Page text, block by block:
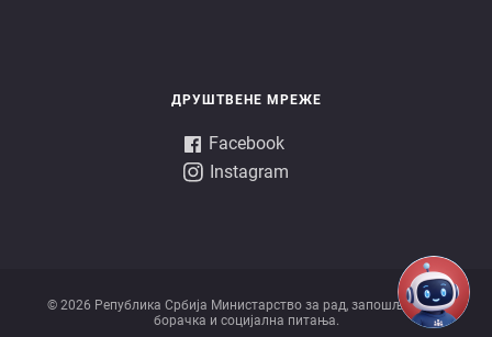
ДРУШТВЕНЕ МРЕЖЕ
Facebook
Instagram
© 2026 Републикa Србијa Министарство за рад, запошљавање,
борачка и социјална питања.